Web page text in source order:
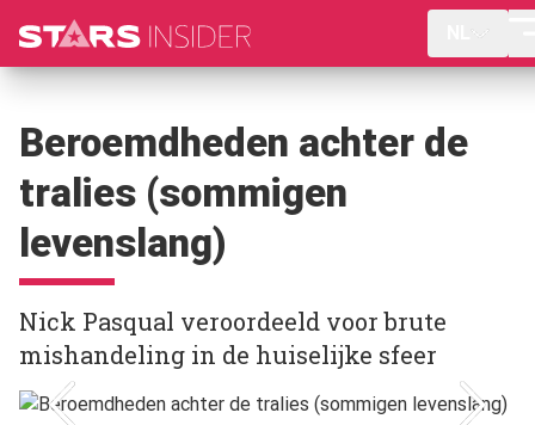
Beroemdheden achter de
tralies (sommigen
levenslang)
Nick Pasqual veroordeeld voor brute
mishandeling in de huiselijke sfeer